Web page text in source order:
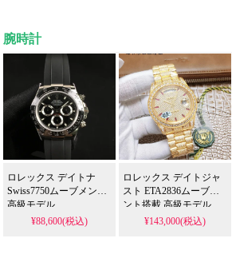
腕時計
ロレックス デイトナ
Swiss7750ムーブメント
高級モデル
¥88,600(税込)
ロレックス デイトジャ
スト ETA2836ムーブメ
ント搭載 高級モデル
¥143,000(税込)